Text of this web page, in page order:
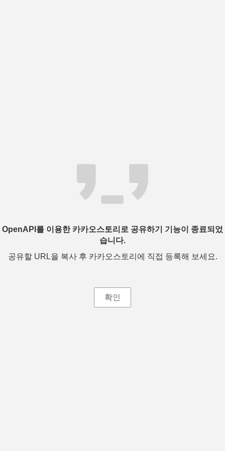
OpenAPI를 이용한 카카오스토리로 공유하기 기능이 종료되었
습니다.
공유할 URL을 복사 후 카카오스토리에 직접 등록해 보세요.
확인